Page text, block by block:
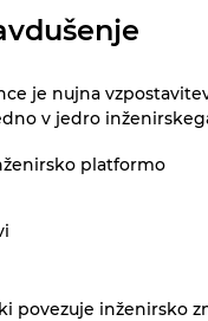
je nujna
v jedro
platformo
povezuje inženirsko